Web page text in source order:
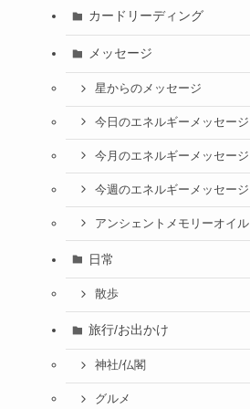
カードリーディング
メッセージ
星からのメッセージ
今日のエネルギーメッセージ
今月のエネルギーメッセージ
今週のエネルギーメッセージ
アンシェントメモリーオイル
日常
散歩
旅行/お出かけ
神社/仏閣
グルメ